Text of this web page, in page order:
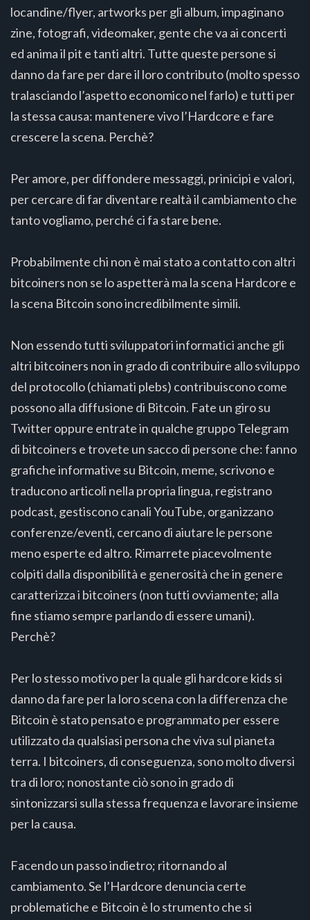
locandine/flyer, artworks per gli album, impaginano
zine, fotografi, videomaker, gente che va ai concerti
ed anima il pit e tanti altri. Tutte queste persone si
danno da fare per dare il loro contributo (molto spesso
tralasciando l’aspetto economico nel farlo) e tutti per
la stessa causa: mantenere vivo l’Hardcore e fare
crescere la scena. Perchè?
Per amore, per diffondere messaggi, prinicipi e valori,
per cercare di far diventare realtà il cambiamento che
tanto vogliamo, perché ci fa stare bene.
Probabilmente chi non è mai stato a contatto con altri
bitcoiners non se lo aspetterà ma la scena Hardcore e
la scena Bitcoin sono incredibilmente simili.
Non essendo tutti sviluppatori informatici anche gli
altri bitcoiners non in grado di contribuire allo sviluppo
del protocollo (chiamati plebs) contribuiscono come
possono alla diffusione di Bitcoin. Fate un giro su
Twitter oppure entrate in qualche gruppo Telegram
di bitcoiners e trovete un sacco di persone che: fanno
grafiche informative su Bitcoin, meme, scrivono e
traducono articoli nella propria lingua, registrano
podcast, gestiscono canali YouTube, organizzano
conferenze/eventi, cercano di aiutare le persone
meno esperte ed altro. Rimarrete piacevolmente
colpiti dalla disponibilità e generosità che in genere
caratterizza i bitcoiners (non tutti ovviamente; alla
fine stiamo sempre parlando di essere umani).
Perchè?
Per lo stesso motivo per la quale gli hardcore kids si
danno da fare per la loro scena con la differenza che
Bitcoin è stato pensato e programmato per essere
utilizzato da qualsiasi persona che viva sul pianeta
terra. I bitcoiners, di conseguenza, sono molto diversi
tra di loro; nonostante ciò sono in grado di
sintonizzarsi sulla stessa frequenza e lavorare insieme
per la causa.
Facendo un passo indietro; ritornando al
cambiamento. Se l’Hardcore denuncia certe
problematiche e Bitcoin è lo strumento che si